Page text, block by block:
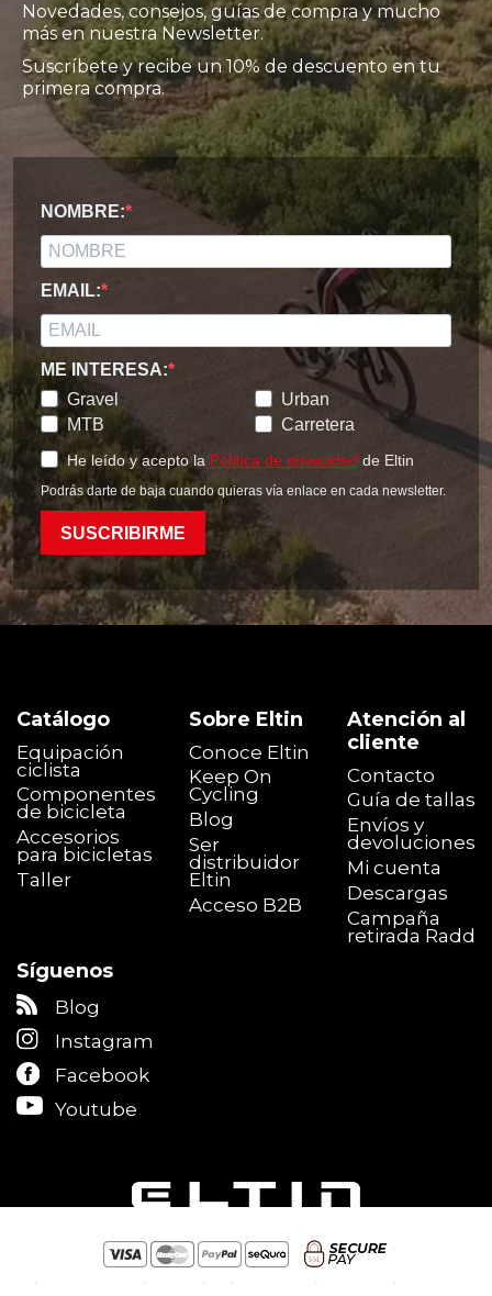
Novedades, consejos, guías de compra y mucho
más en nuestra Newsletter.
Suscríbete y recibe un 10% de descuento en tu
primera compra.
NOMBRE:
EMAIL:
ME INTERESA:
Gravel
MTB
Urban
Carretera
He leído y acepto la Política de privacidad de Eltin
Podrás darte de baja cuando quieras vía enlace en cada newsletter.
SUSCRIBIRME
Catálogo
Equipación
ciclista
Componentes
de bicicleta
Accesorios
para bicicletas
Taller
Sobre Eltin
Conoce Eltin
Keep On
Cycling
Blog
Ser
distribuidor
Eltin
Acceso B2B
Atención al
cliente
Contacto
Guía de tallas
Envíos y
devoluciones
Mi cuenta
Descargas
Campaña
retirada Radd
Síguenos
Blog
Instagram
Facebook
Youtube
Aviso legal Política de privacidad Política de cookies